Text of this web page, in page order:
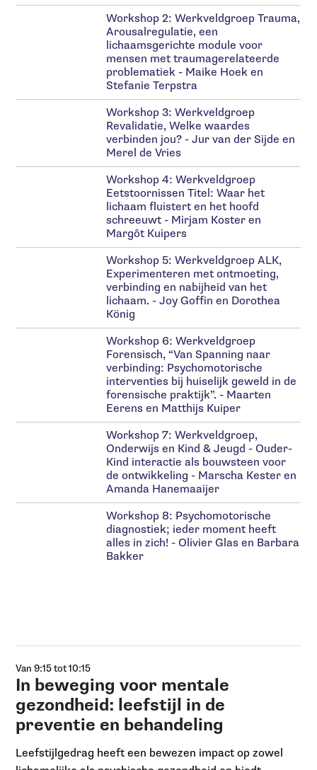
Workshop 2: Werkveldgroep Trauma,
Arousalregulatie, een
lichaamsgerichte module voor
mensen met traumagerelateerde
problematiek - Maike Hoek en
Stefanie Terpstra
Workshop 3: Werkveldgroep
Revalidatie, Welke waardes
verbinden jou? - Jur van der Sijde en
Merel de Vries
Workshop 4: Werkveldgroep
Eetstoornissen Titel: Waar het
lichaam fluistert en het hoofd
schreeuwt - Mirjam Koster en
Margôt Kuipers
Workshop 5: Werkveldgroep ALK,
Experimenteren met ontmoeting,
verbinding en nabijheid van het
lichaam. - Joy Goffin en Dorothea
König
Workshop 6: Werkveldgroep
Forensisch, “Van Spanning naar
verbinding: Psychomotorische
interventies bij huiselijk geweld in de
forensische praktijk”. - Maarten
Eerens en Matthijs Kuiper
Workshop 7: Werkveldgroep,
Onderwijs en Kind & Jeugd - Ouder-
Kind interactie als bouwsteen voor
de ontwikkeling - Marscha Kester en
Amanda Hanemaaijer
Workshop 8: Psychomotorische
diagnostiek; ieder moment heeft
alles in zich! - Olivier Glas en Barbara
Bakker
Van 9:15 tot 10:15
In beweging voor mentale
gezondheid: leefstijl in de
preventie en behandeling
Leefstijlgedrag heeft een bewezen impact op zowel